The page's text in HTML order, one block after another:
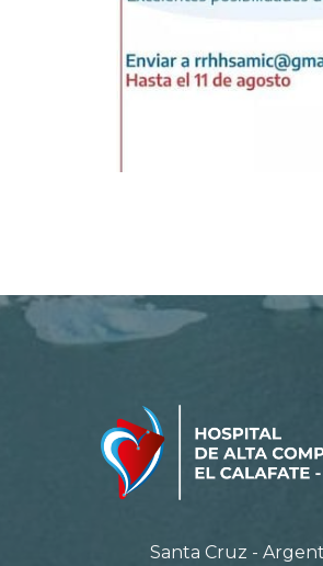
Santa Cruz -